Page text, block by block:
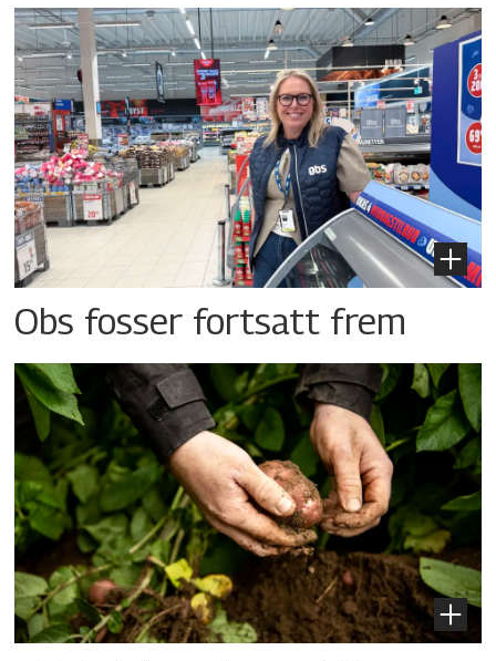
Obs fosser fortsatt frem